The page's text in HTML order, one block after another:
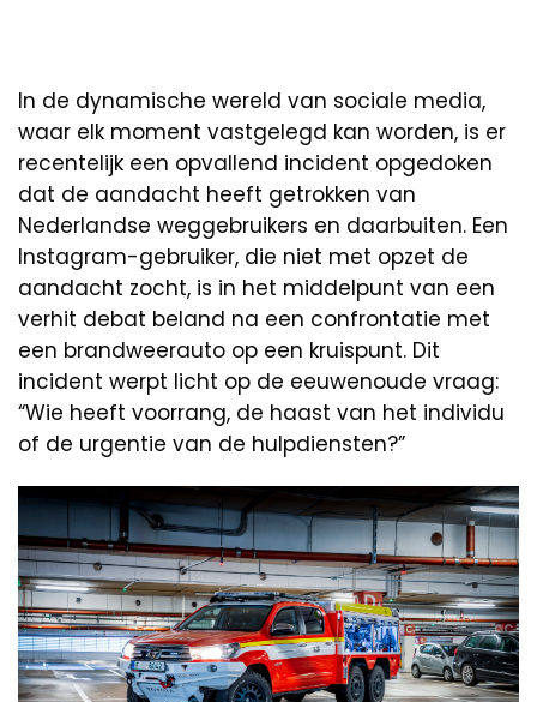
In de dynamische wereld van sociale media,
waar elk moment vastgelegd kan worden, is er
recentelijk een opvallend incident opgedoken
dat de aandacht heeft getrokken van
Nederlandse weggebruikers en daarbuiten. Een
Instagram-gebruiker, die niet met opzet de
aandacht zocht, is in het middelpunt van een
verhit debat beland na een confrontatie met
een brandweerauto op een kruispunt. Dit
incident werpt licht op de eeuwenoude vraag:
“Wie heeft voorrang, de haast van het individu
of de urgentie van de hulpdiensten?”